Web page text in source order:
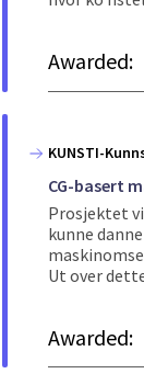
Awarded:
KUNSTI-
CG-basert
Prosjektet
kunne
Ut over
Awarded: